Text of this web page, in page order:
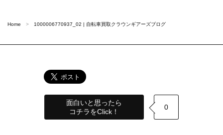
Home 1000006770937_02 | 自転車買取クラウンギアーズブログ
面白いと思ったら
コチラをClick！
0